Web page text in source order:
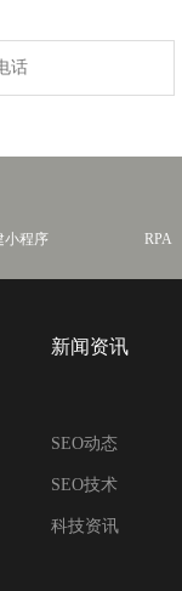
小程序 RPA
新闻资讯
SEO动态
SEO技术
科技资讯